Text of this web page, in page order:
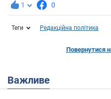
1 0
Теги Редакційна політика
Повернутися
Важливе